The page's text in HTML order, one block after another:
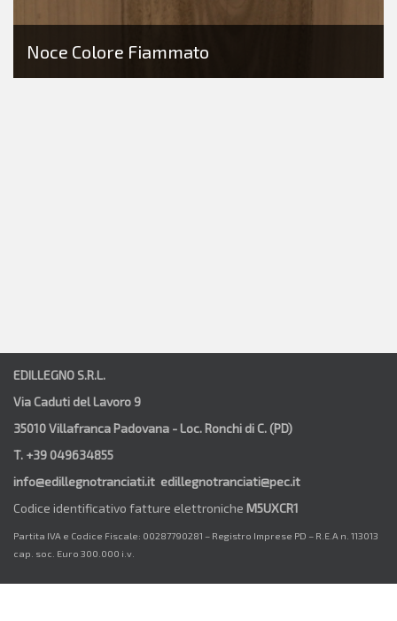
Noce Colore Fiammato
EDILLEGNO S.R.L.
Via Caduti del Lavoro 9
35010 Villafranca Padovana - Loc. Ronchi di C. (PD)
T. +39 049634855
info@edillegnotranciati.it edillegnotranciati@pec.it
Codice identificativo fatture elettroniche M5UXCR1
Partita IVA e Codice Fiscale: 00287790281 – Registro Imprese PD – R.E.A n. 113013
cap. soc. Euro 300.000 i.v.